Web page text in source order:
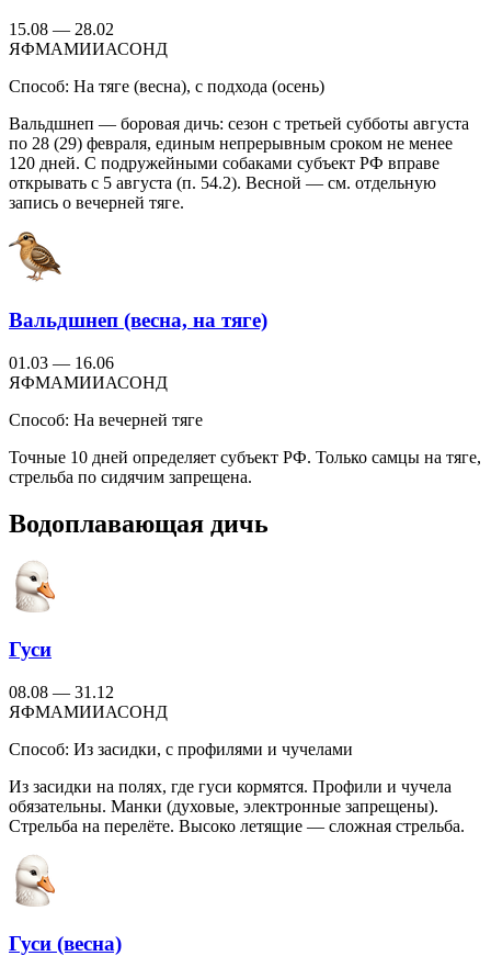
15.08 — 28.02
ЯФМАМИИАСОНД
Способ: На тяге (весна), с подхода (осень)
Вальдшнеп — боровая дичь: сезон с третьей субботы августа
по 28 (29) февраля, единым непрерывным сроком не менее
120 дней. С подружейными собаками субъект РФ вправе
открывать с 5 августа (п. 54.2). Весной — см. отдельную
запись о вечерней тяге.
Вальдшнеп (весна, на тяге)
01.03 — 16.06
ЯФМАМИИАСОНД
Способ: На вечерней тяге
Точные 10 дней определяет субъект РФ. Только самцы на тяге,
стрельба по сидячим запрещена.
Водоплавающая дичь
Гуси
08.08 — 31.12
ЯФМАМИИАСОНД
Способ: Из засидки, с профилями и чучелами
Из засидки на полях, где гуси кормятся. Профили и чучела
обязательны. Манки (духовые, электронные запрещены).
Стрельба на перелёте. Высоко летящие — сложная стрельба.
Гуси (весна)